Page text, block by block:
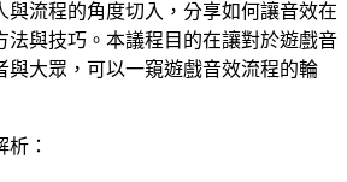
與流程的角度切入，分享如何讓音效在
法與技巧。本議程目的在讓對於遊戲音
與大眾，可以一窺遊戲音效流程的輪
：